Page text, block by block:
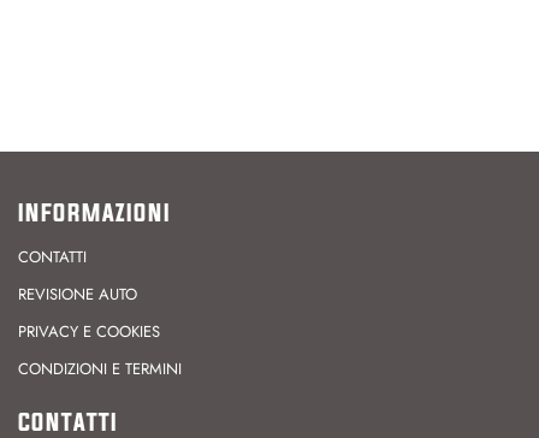
INFORMAZIONI
CONTATTI
REVISIONE AUTO
PRIVACY E COOKIES
CONDIZIONI E TERMINI
CONTATTI